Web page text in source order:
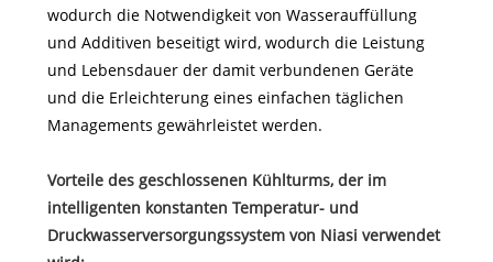
wodurch die Notwendigkeit von Wasserauffüllung
und Additiven beseitigt wird, wodurch die Leistung
und Lebensdauer der damit verbundenen Geräte
und die Erleichterung eines einfachen täglichen
Managements gewährleistet werden.
Vorteile des geschlossenen Kühlturms, der im
intelligenten konstanten Temperatur- und
Druckwasserversorgungssystem von Niasi verwendet